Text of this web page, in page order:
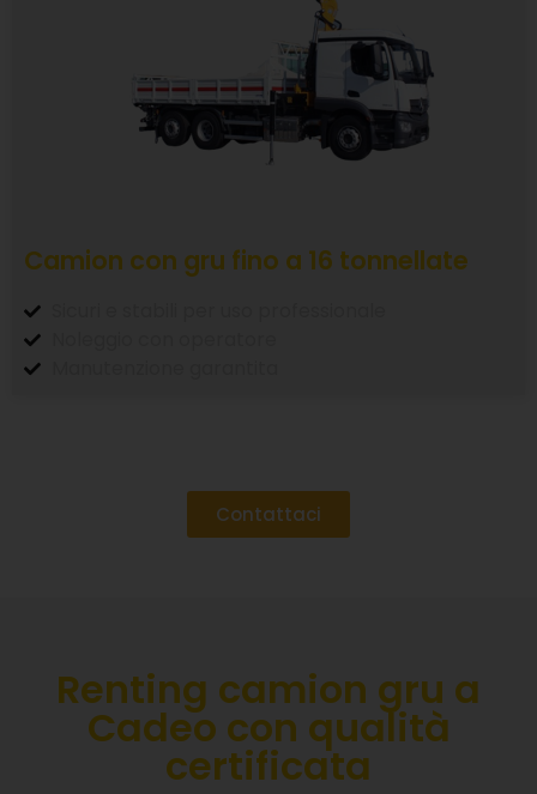
Camion con gru fino a 16 tonnellate
Contattaci
Renting camion gru a
Cadeo con qualità
certificata